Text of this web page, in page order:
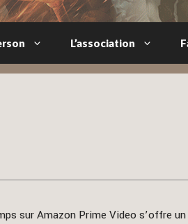
L’association
sur Amazon Prime Video s’offre